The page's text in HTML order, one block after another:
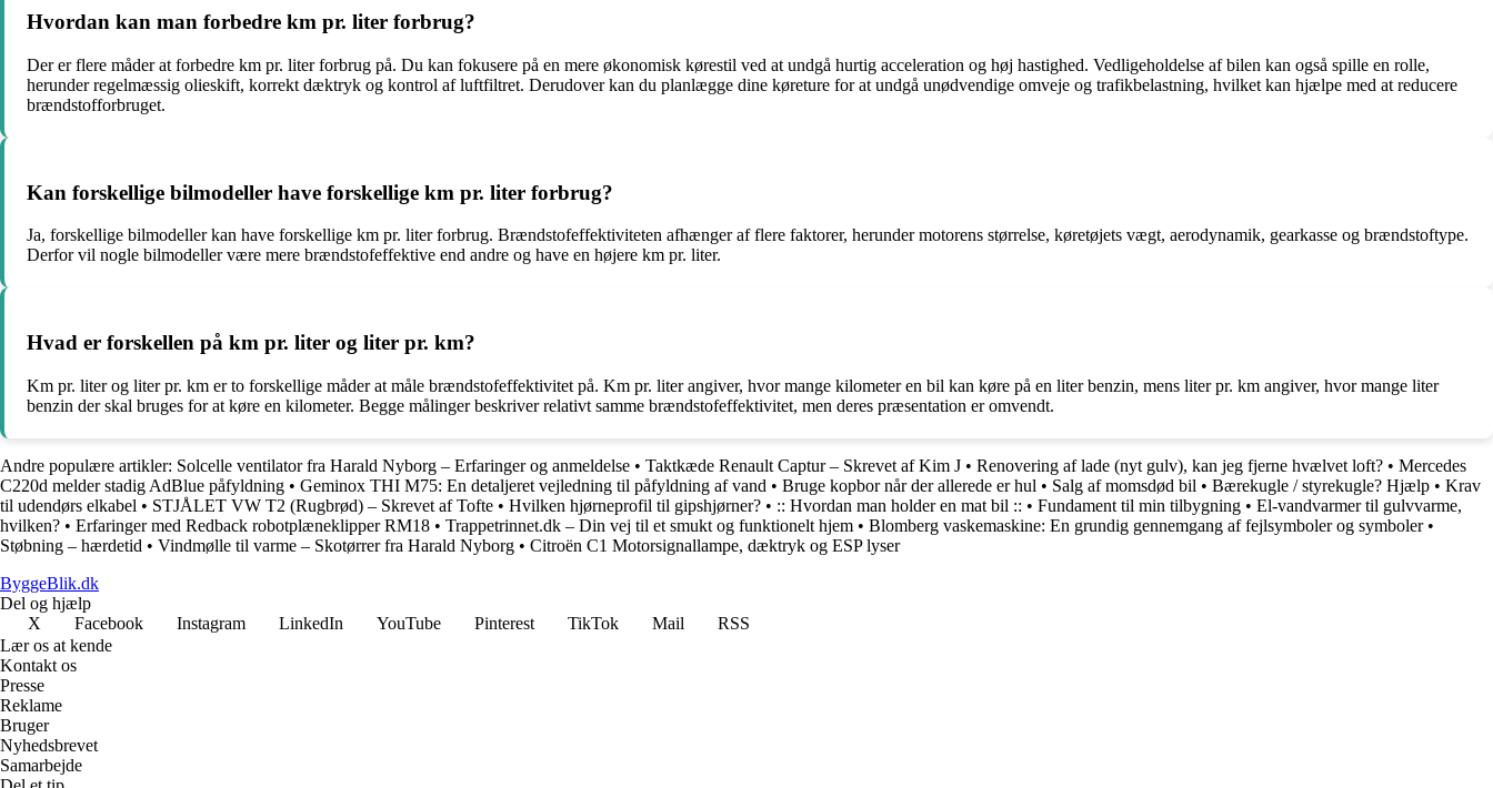
Hvordan kan man forbedre km pr. liter forbrug?
Der er flere måder at forbedre km pr. liter forbrug på. Du kan fokusere på en mere økonomisk kørestil ved at undgå hurtig acceleration og høj hastighed. Vedligeholdelse af bilen kan også spille en rolle,
herunder regelmæssig olieskift, korrekt dæktryk og kontrol af luftfiltret. Derudover kan du planlægge dine køreture for at undgå unødvendige omveje og trafikbelastning, hvilket kan hjælpe med at reducere
brændstofforbruget.
Kan forskellige bilmodeller have forskellige km pr. liter forbrug?
Ja, forskellige bilmodeller kan have forskellige km pr. liter forbrug. Brændstofeffektiviteten afhænger af flere faktorer, herunder motorens størrelse, køretøjets vægt, aerodynamik, gearkasse og brændstoftype.
Derfor vil nogle bilmodeller være mere brændstofeffektive end andre og have en højere km pr. liter.
Hvad er forskellen på km pr. liter og liter pr. km?
Km pr. liter og liter pr. km er to forskellige måder at måle brændstofeffektivitet på. Km pr. liter angiver, hvor mange kilometer en bil kan køre på en liter benzin, mens liter pr. km angiver, hvor mange liter
benzin der skal bruges for at køre en kilometer. Begge målinger beskriver relativt samme brændstofeffektivitet, men deres præsentation er omvendt.
Andre populære artikler: Solcelle ventilator fra Harald Nyborg – Erfaringer og anmeldelse • Taktkæde Renault Captur – Skrevet af Kim J • Renovering af lade (nyt gulv), kan jeg fjerne hvælvet loft? • Mercedes
C220d melder stadig AdBlue påfyldning • Geminox THI M75: En detaljeret vejledning til påfyldning af vand • Bruge kopbor når der allerede er hul • Salg af momsdød bil • Bærekugle / styrekugle? Hjælp • Krav
til udendørs elkabel • STJÅLET VW T2 (Rugbrød) – Skrevet af Tofte • Hvilken hjørneprofil til gipshjørner? • :: Hvordan man holder en mat bil :: • Fundament til min tilbygning • El-vandvarmer til gulvvarme,
hvilken? • Erfaringer med Redback robotplæneklipper RM18 • Trappetrinnet.dk – Din vej til et smukt og funktionelt hjem • Blomberg vaskemaskine: En grundig gennemgang af fejlsymboler og symboler•
Støbning – hærdetid • Vindmølle til varme – Skotørrer fra Harald Nyborg • Citroën C1 Motorsignallampe, dæktryk og ESP lyser
ByggeBlik.dk
Del og hjælp
X
Facebook Instagram LinkedIn YouTube Pinterest TikTok Mail
RSS
Lær os at kende
Kontakt os
Presse
Reklame
Bruger
Nyhedsbrevet
Samarbejde